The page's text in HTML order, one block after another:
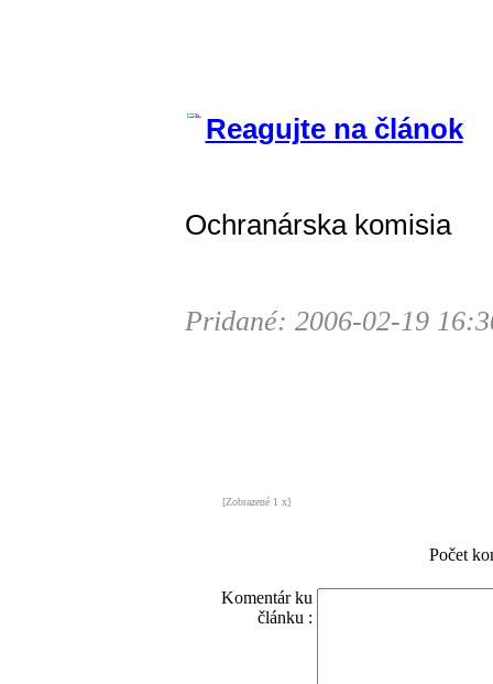
Reagujte na článok
Ochranárska komisia
Pridané: 2006-02-19
[Zobrazené 1 x]
Počet
Komentár ku
článku :